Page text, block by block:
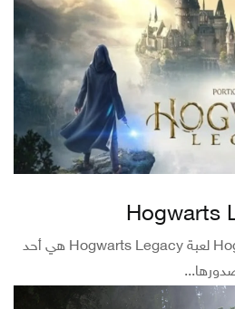
ما هي لعبة Hogwarts Legacy لعبة Hogwarts Legacy هي أحد